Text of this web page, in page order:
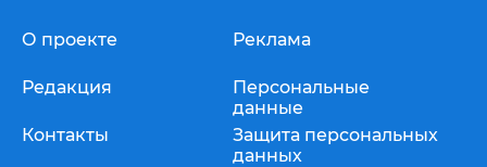
О проекте
Редакция
Контакты
Реклама
Персональные
данные
Защита персональных
данных